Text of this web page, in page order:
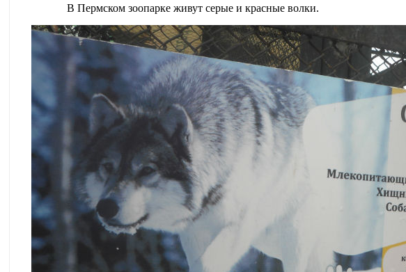
В Пермском зоопарке живут серые и красные волки.